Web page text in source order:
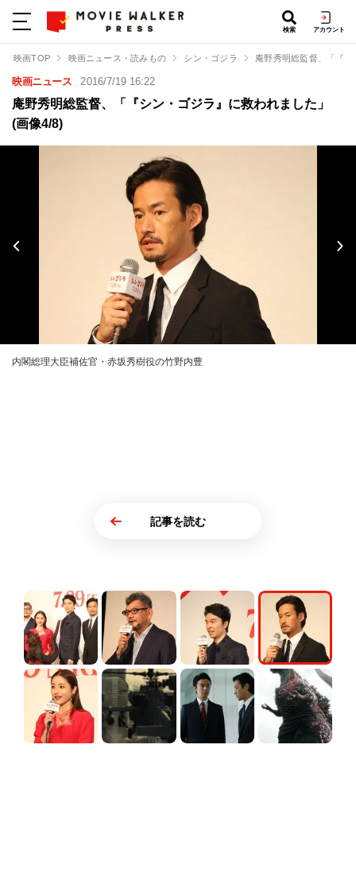
検索 アカウント
映画TOP 映画ニュース・読みもの シン・ゴジラ 庵野秀明総監督、「『
映画ニュース 2016/7/19 16:22
庵野秀明総監督、「『シン・ゴジラ』に救われました」
(画像4/8)
内閣総理大臣補佐官・赤坂秀樹役の竹野内豊
記事を読む